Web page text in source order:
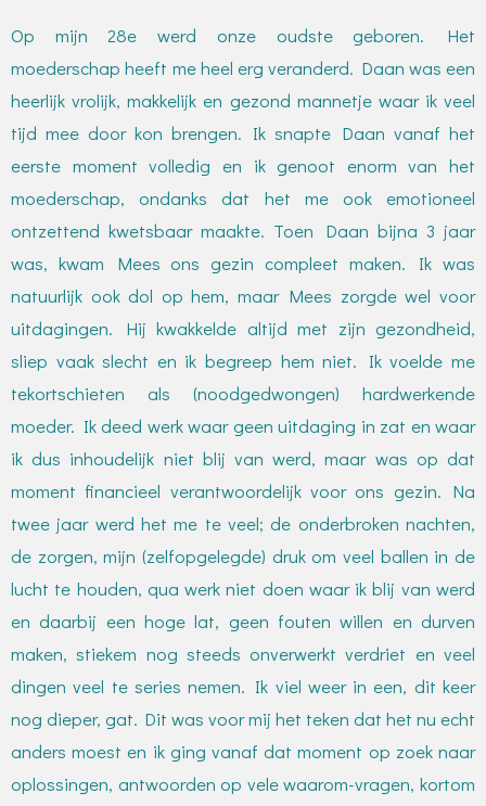
Op mijn 28e werd onze oudste geboren. Het
moederschap heeft me heel erg veranderd. Daan was een
heerlijk vrolijk, makkelijk en gezond mannetje waar ik veel
tijd mee door kon brengen. Ik snapte Daan vanaf het
eerste moment volledig en ik genoot enorm van het
moederschap, ondanks dat het me ook emotioneel
ontzettend kwetsbaar maakte. Toen Daan bijna 3 jaar
was, kwam Mees ons gezin compleet maken. Ik was
natuurlijk ook dol op hem, maar Mees zorgde wel voor
uitdagingen. Hij kwakkelde altijd met zijn gezondheid,
sliep vaak slecht en ik begreep hem niet. Ik voelde me
tekortschieten als (noodgedwongen) hardwerkende
moeder. Ik deed werk waar geen uitdaging in zat en waar
ik dus inhoudelijk niet blij van werd, maar was op dat
moment financieel verantwoordelijk voor ons gezin. Na
twee jaar werd het me te veel; de onderbroken nachten,
de zorgen, mijn (zelfopgelegde) druk om veel ballen in de
lucht te houden, qua werk niet doen waar ik blij van werd
en daarbij een hoge lat, geen fouten willen en durven
maken, stiekem nog steeds onverwerkt verdriet en veel
dingen veel te series nemen. Ik viel weer in een, dit keer
nog dieper, gat. Dit was voor mij het teken dat het nu echt
anders moest en ik ging vanaf dat moment op zoek naar
oplossingen, antwoorden op vele waarom-vragen, kortom